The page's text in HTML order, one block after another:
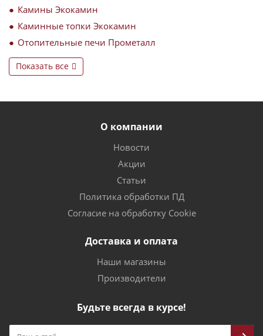
Камины Экокамин
Каминные топки Экокамин
Отопительные печи Прометалл
Показать все
О компании
Новости
Акции
Статьи
Политика обработки ПД
Согласие на обработку Cookie
Доставка и оплата
Наши магазины
Производители
Будьте всегда в курсе!